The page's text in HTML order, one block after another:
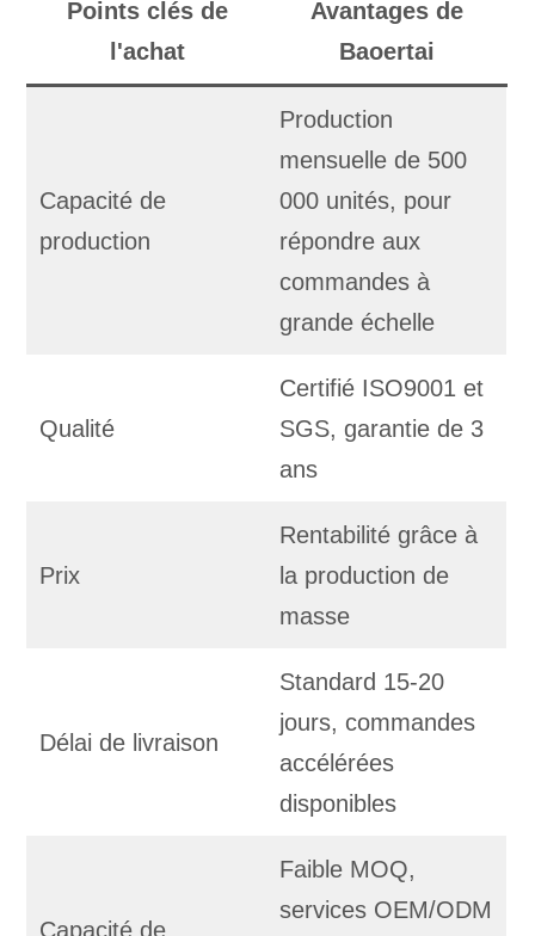
Points clés de
l'achat
Avantages de
Baoertai
Capacité de
production
Production
mensuelle de 500
000 unités, pour
répondre aux
commandes à
grande échelle
Qualité
Certifié ISO9001 et
SGS, garantie de 3
ans
Prix
Rentabilité grâce à
la production de
masse
Délai de livraison
Standard 15-20
jours, commandes
accélérées
disponibles
Capacité de
Faible MOQ,
services OEM/ODM